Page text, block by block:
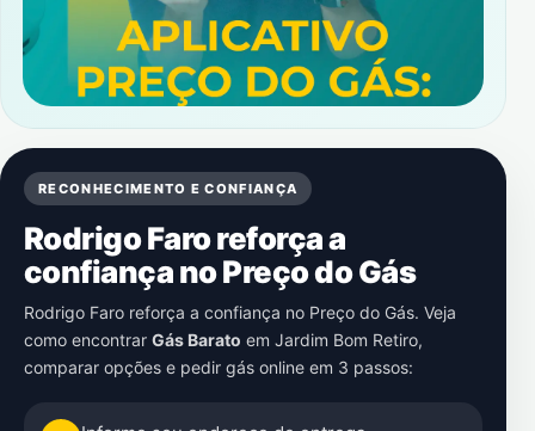
RECONHECIMENTO E CONFIANÇA
Rodrigo Faro reforça a
confiança no Preço do Gás
Rodrigo Faro reforça a confiança no Preço do Gás. Veja
como encontrar Gás Barato em Jardim Bom Retiro,
comparar opções e pedir gás online em 3 passos: